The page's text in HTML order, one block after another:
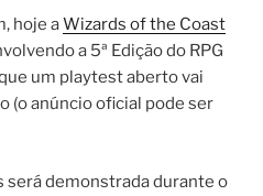
hoje aWizards of the Coast
a 5ª Edição do RPG
um playtest aberto vai
(o anúncio oficial pode ser
será demonstrada durante o